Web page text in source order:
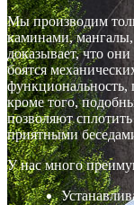
Мы производим
каминами, мангалы,
доказывает, что
боятся
функциональность,
кроме того,
позволяют
приятными
У нас много